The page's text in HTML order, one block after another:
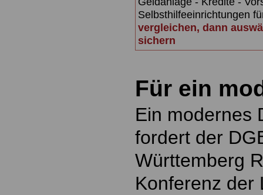
Selbsthilfeeinrichtungen
vergleichen, dann
sichern
Für ein
Ein modernes
fordert der
Württemberg
Konferenz der